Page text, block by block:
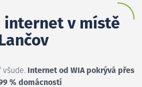
internet v místě
Lančov
Internet od WIA pokrývá přes
% domácností